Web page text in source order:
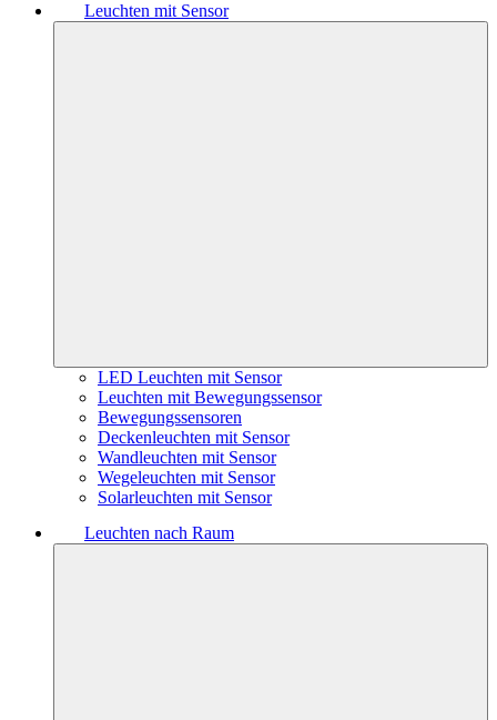
Leuchten mit Sensor
LED Leuchten mit Sensor
Leuchten mit Bewegungssensor
Bewegungssensoren
Deckenleuchten mit Sensor
Wandleuchten mit Sensor
Wegeleuchten mit Sensor
Solarleuchten mit Sensor
Leuchten nach Raum